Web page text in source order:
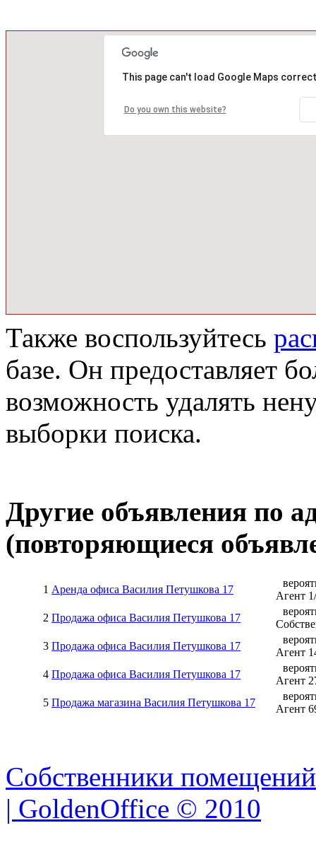
This page can't load Google Maps
Do you own this website?
Также воспользуйтесь
базе. Он предоставляет
возможность удалять
выборки поиска.
Другие объявления по
(повторяющиеся
1 Аренда офиса Василия Петушкова 17
Агент 1/
2 Продажа офиса Василия Петушкова 17
3 Продажа офиса Василия Петушкова 17
Агент
4 Продажа офиса Василия Петушкова 17
Агент
5 Продажа магазина Василия Петушкова 17
Агент
Собственники
| GoldenOffice © 2010